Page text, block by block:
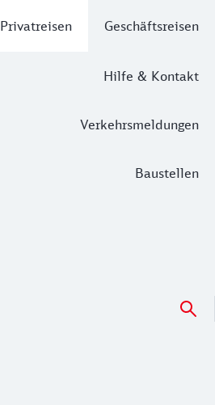
Privatreisen Geschäftsreisen
Hilfe & Kontakt
Verkehrsmeldungen
Baustellen